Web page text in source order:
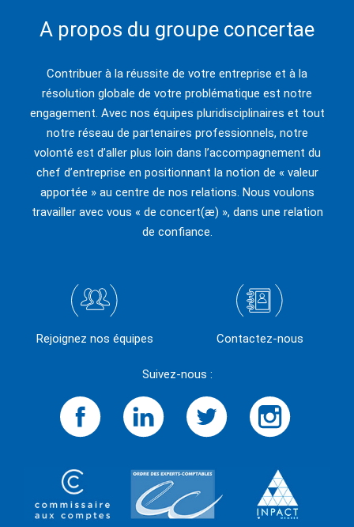
A propos du groupe concertae
Contribuer à la réussite de votre entreprise et à la
résolution globale de votre problématique est notre
engagement. Avec nos équipes pluridisciplinaires et tout
notre réseau de partenaires professionnels, notre
volonté est d’aller plus loin dans l’accompagnement du
chef d’entreprise en positionnant la notion de « valeur
apportée » au centre de nos relations. Nous voulons
travailler avec vous « de concert(æ) », dans une relation
de confiance.
Suivez-nous :
Rejoignez nos équipes Contactez-nous